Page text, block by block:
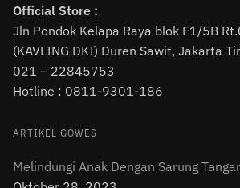
Official Store :
Jln Pondok Kelapa Raya blok F1/5B
(KAVLING DKI) Duren Sawit, Jakarta
021 – 22845753
Hotline : 0811-9301-186
ARTIKEL GOWES
Melindungi Anak Dengan Sarung